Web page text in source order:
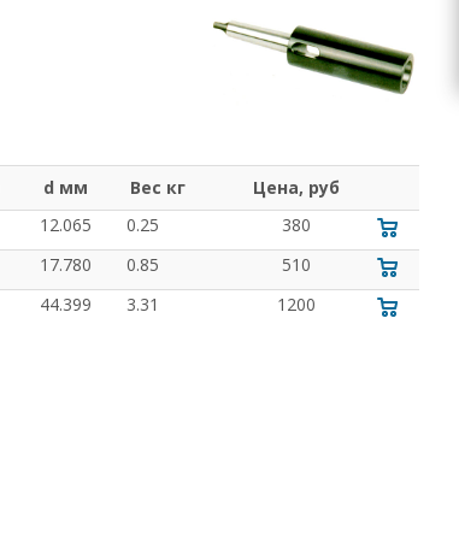
d мм Вес кг
Цена, руб
12.065 0.25
380
17.780 0.85
510
44.399 3.31 1200